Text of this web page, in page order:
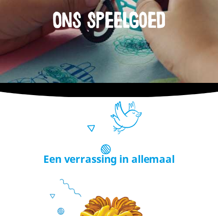
Ons speelgoed
Een verrassing in allemaal